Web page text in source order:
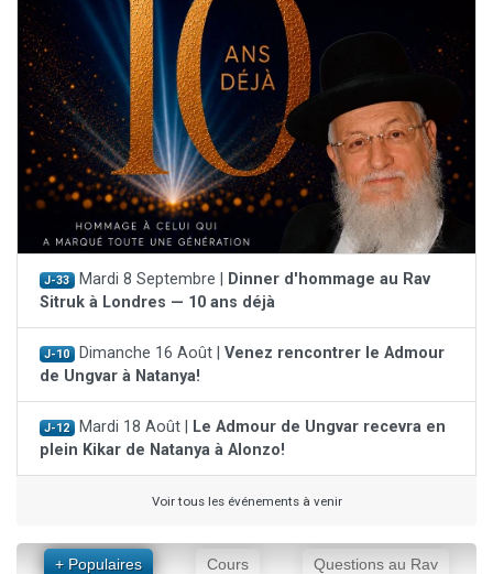
J-33 Mardi 8 Septembre |
Dinner d'hommage au Rav
Sitruk à Londres — 10 ans déjà
J-10 Dimanche 16 Août | Venez rencontrer le Admour
de Ungvar à Natanya!
J-12 Mardi 18 Août |
Le Admour de Ungvar recevra en
plein Kikar de Natanya à Alonzo!
Voir tous les événements à venir
+ Populaires Cours Questions au Rav